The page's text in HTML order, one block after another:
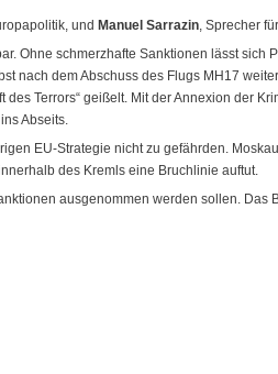
und Manuel Sarrazin, Sprecher
schmerzhafte Sanktionen lässt
dem Abschuss des Flugs MH17
Terrors“ geißelt. Mit der Annexion der
Abseits.
EU-Strategie nicht zu gefährden.
des Kremls eine Bruchlinie auftut.
ausgenommen werden sollen.